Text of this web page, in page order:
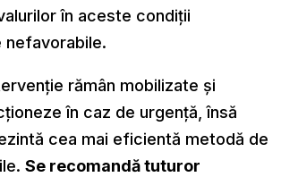
în aceste condiții
rămân mobilizate și
în caz de urgență, însă
cea mai eficientă metodă de
Se recomandă tuturor